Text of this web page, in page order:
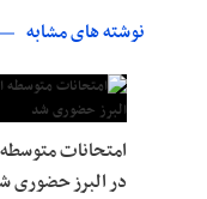
نوشته های مشابه
امتحانات
در البرز حضوری